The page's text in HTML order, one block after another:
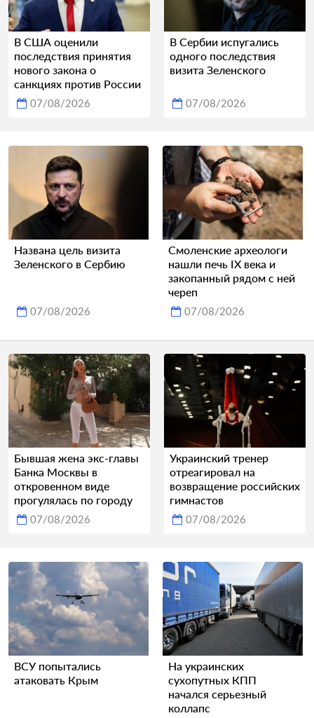
В США оценили
последствия принятия
нового закона о
санкциях против России
07/08/2026
В Сербии испугались
одного последствия
визита Зеленского
07/08/2026
Названа цель визита
Зеленского в Сербию
07/08/2026
Смоленские археологи
нашли печь IX века и
закопанный рядом с ней
череп
07/08/2026
Бывшая жена экс-главы
Банка Москвы в
откровенном виде
прогулялась по городу
07/08/2026
Украинский тренер
отреагировал на
возвращение российских
гимнастов
07/08/2026
ВСУ попытались
атаковать Крым
На украинских
сухопутных КПП
начался серьезный
коллапс